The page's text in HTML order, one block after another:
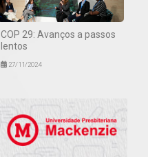
COP 29: Avanços a passos
lentos
27/11/2024